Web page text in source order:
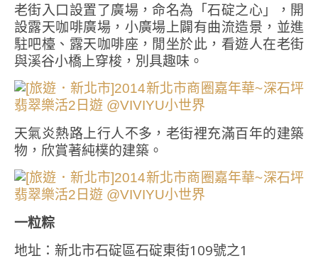
老街入口設置了廣場，命名為「石碇之心」，開
設露天咖啡廣場，小廣場上闢有曲流造景，並進
駐吧檯、露天咖啡座，閒坐於此，看遊人在老街
與溪谷小橋上穿梭，別具趣味。
天氣炎熱路上行人不多，老街裡充滿百年的建築
物，欣賞著純樸的建築。
一粒粽
地址：新北市石碇區石碇東街109號之1